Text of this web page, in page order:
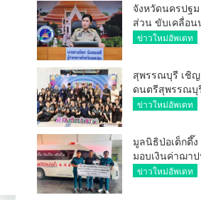
จังหวัดนครปฐ
ส่วน ขับเคลื่อ
มั่นคง ยกระดับ
ข่าวใหม่อัพเดท
สุพรรณบุรี เชิญ
ดนตรีสุพรรณบุ
มันส์ เหน่อมาก
ข่าวใหม่อัพเดท
มูลนิธิป่อเต็กตึ๊
มอบเงินค่าฌา
ชีวิต จากเหตุเ
ข่าวใหม่อัพเดท